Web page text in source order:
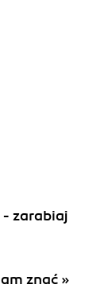
zarabiaj
znać »